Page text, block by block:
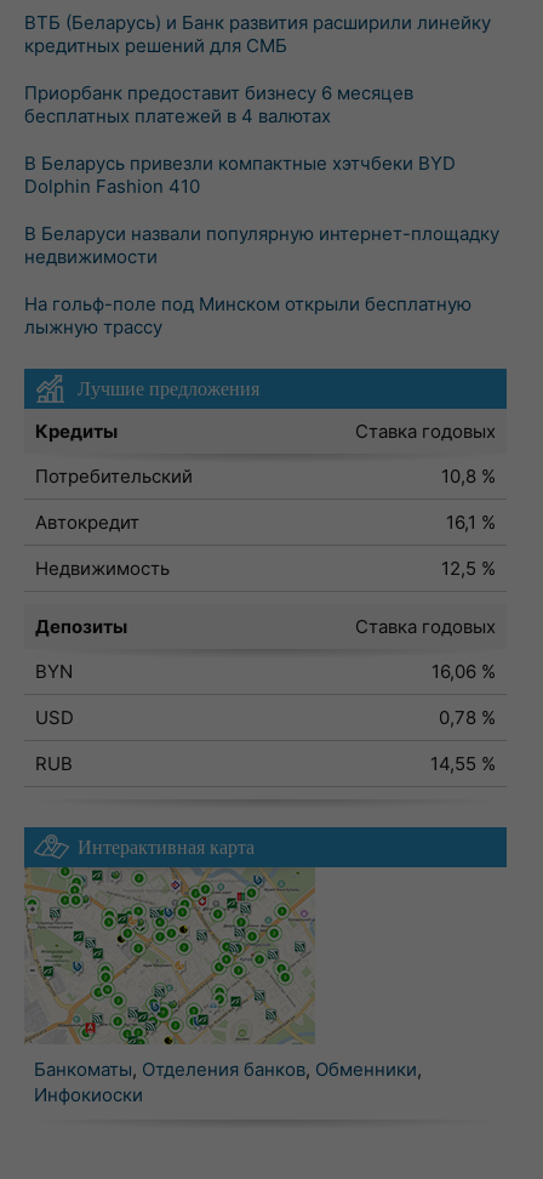
ВТБ (Беларусь) и Банк развития расширили линейку
кредитных решений для СМБ
Приорбанк предоставит бизнесу 6 месяцев
бесплатных платежей в 4 валютах
В Беларусь привезли компактные хэтчбеки BYD
Dolphin Fashion 410
В Беларуси назвали популярную интернет-площадку
недвижимости
На гольф-поле под Минском открыли бесплатную
лыжную трассу
Лучшие предложения
Кредиты
Ставка годовых
Потребительский
10,8 %
Автокредит
16,1 %
Недвижимость
12,5 %
Депозиты
Ставка годовых
BYN
16,06 %
USD
0,78 %
RUB
14,55 %
Интерактивная карта
Банкоматы, Отделения банков, Обменники,
Инфокиоски